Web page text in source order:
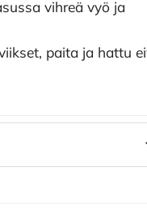
vihreä vyö ja
paita ja hattu